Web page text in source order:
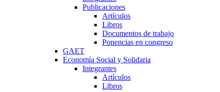
Publicaciones
Artículos
Libros
Documentos de trabajo
Ponencias en congreso
GAET
Economía Social y Solidaria
Integrantes
Artículos
Libros